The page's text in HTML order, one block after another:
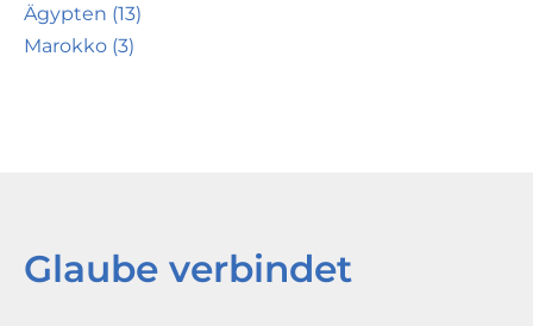
Ägypten (13)
Marokko (3)
Glaube verbindet